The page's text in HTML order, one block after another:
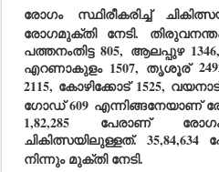
രോഗം സ്ഥിരീകരിച്ച്
രോഗമുക്തി നേടി.
പത്തനംതിട്ട 805, ആലപ്പുഴ
എറണാകുളം 1507, തൃശൂര്
2115, കോഴിക്കോട് 1525,
ഗോഡ് 609 എന്നിങ്ങനേയാണ്
1,82,285 പേരാണ്
ചികിത്സയിലുള്ളത്. 35,84,634
നിന്നും മുക്തി നേടി.